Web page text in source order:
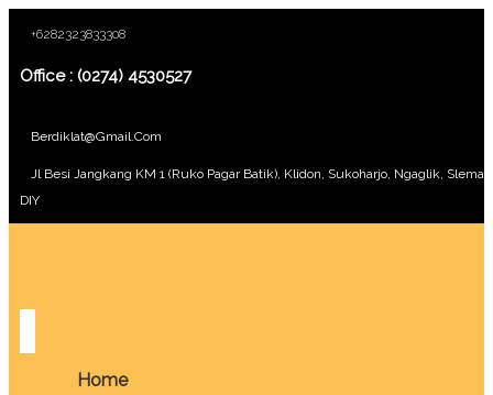
+6282323833308
Office : (0274) 4530527
Berdiklat@gmail.com
Jl Besi Jangkang KM 1 (Ruko Pagar Batik), Klidon, Sukoharjo, Ngaglik,
DIY
Home